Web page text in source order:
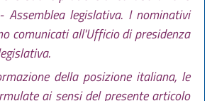
Assemblea legislativa. I nominativi
comunicati all'Ufficio di presidenza
della posizione italiana, le
ai sensi del presente articolo